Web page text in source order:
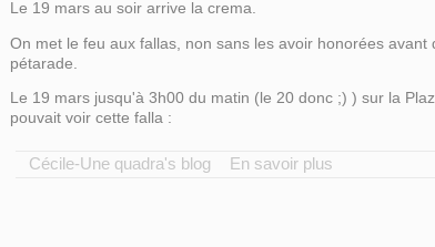
Le 19 mars au soir arrive la crema.
On met le feu aux fallas, non sans les avoir honorées
pétarade.
Le 19 mars jusqu'à 3h00 du matin (le 20 donc ;) ) sur la
pouvait voir cette falla :
Cécile-Une quadra's blog En savoir plus